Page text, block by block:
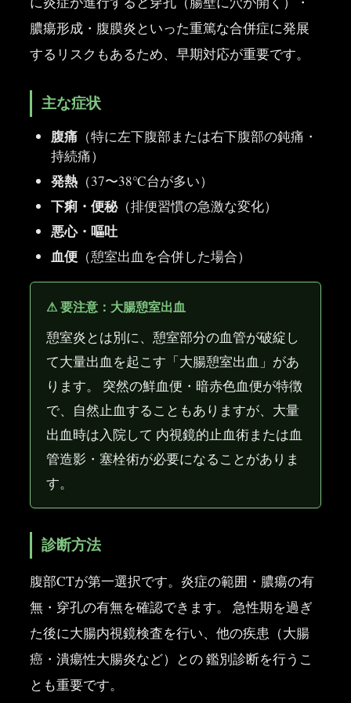
膿瘍形成・腹膜炎といった重篤な合併症に発展
するリスクもあるため、早期対応が重要です。
主な症状
腹痛（特に左下腹部または右下腹部の鈍痛・
持続痛）
発熱（37〜38℃台が多い）
下痢・便秘（排便習慣の急激な変化）
悪心・嘔吐
血便（憩室出血を合併した場合）
⚠ 要注意：大腸憩室出血
憩室炎とは別に、憩室部分の血管が破綻し
て大量出血を起こす「大腸憩室出血」があ
ります。 突然の鮮血便・暗赤色血便が特徴
で、自然止血することもありますが、大量
出血時は入院して 内視鏡的止血術または血
管造影・塞栓術が必要になることがありま
す。
診断方法
腹部CTが第一選択です。炎症の範囲・膿瘍の有
無・穿孔の有無を確認できます。 急性期を過ぎ
た後に大腸内視鏡検査を行い、他の疾患（大腸
癌・潰瘍性大腸炎など）との 鑑別診断を行うこ
とも重要です。